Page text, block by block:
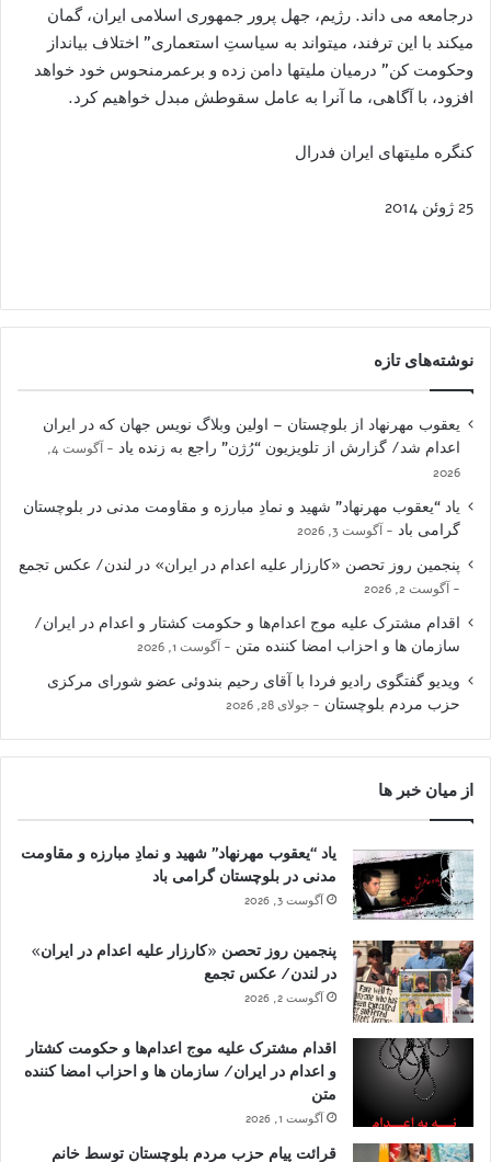
درجامعه می داند. رژیم، جهل پرور جمهوری اسلامی ایران، گمان
میکند با این ترفند، میتواند به سیاستِ استعماری” اختلاف بیانداز
وحکومت کن” درمیان ملیتها دامن زده و برعمرمنحوس خود خواهد
افزود، با آگاهی، ما آنرا به عامل سقوطش مبدل خواهیم کرد.
کنگره ملیتهای ایران فدرال
25 ژوئن 2014
نوشته‌های تازه
یعقوب مهرنهاد از بلوچستان – اولین وبلاگ نویس جهان که در ایران
اعدام شد/ گزارش از تلویزیون “رُژن” راجع به زنده یاد
آگوست 4,
2026
یاد “یعقوب مهرنهاد” شهید و نمادِ مبارزه و مقاومت مدنی در بلوچستان
گرامی باد
آگوست 3, 2026
پنجمین روز تحصن «کارزار علیه اعدام در ایران» در لندن/ عکس تجمع
آگوست 2, 2026
اقدام مشترک علیه موج اعدام‌ها و حکومت کشتار و اعدام در ایران/
سازمان ها و احزاب امضا کننده متن
آگوست 1, 2026
ویدیو گفتگوی رادیو فردا با آقای رحیم بندوئی عضو شورای مرکزی
حزب مردم بلوچستان
جولای 28, 2026
از میان خبر ها
یاد “یعقوب مهرنهاد” شهید و نمادِ مبارزه و مقاومت
مدنی در بلوچستان گرامی باد
آگوست 3, 2026
پنجمین روز تحصن «کارزار علیه اعدام در ایران»
در لندن/ عکس تجمع
آگوست 2, 2026
اقدام مشترک علیه موج اعدام‌ها و حکومت کشتار
و اعدام در ایران/ سازمان ها و احزاب امضا کننده
متن
آگوست 1, 2026
قرائت پیام حزب مردم بلوچستان توسط خانم